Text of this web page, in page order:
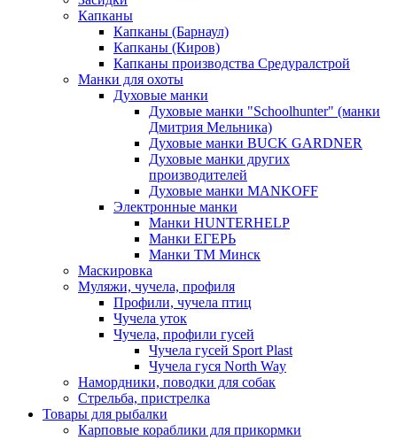
Капканы
Капканы (Барнаул)
Капканы (Киров)
Капканы производства Средуралстрой
Манки для охоты
Духовые манки
Духовые манки "Schoolhunter" (манки
Дмитрия Мельника)
Духовые манки BUCK GARDNER
Духовые манки других
производителей
Духовые манки MANKOFF
Электронные манки
Манки HUNTERHELP
Манки ЕГЕРЬ
Манки ТМ Минск
Маскировка
Муляжи, чучела, профиля
Профили, чучела птиц
Чучела уток
Чучела, профили гусей
Чучела гусей Sport Plast
Чучела гуся North Way
Намордники, поводки для собак
Стрельба, пристрелка
Товары для рыбалки
Карповые кораблики для прикормки